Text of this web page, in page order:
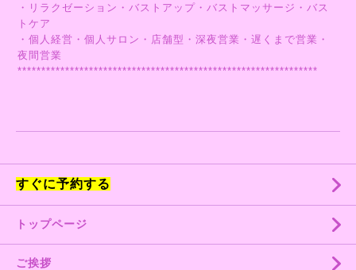
・リラクゼーション・バストアップ・バストマッサージ・バス
トケア
・個人経営・個人サロン・店舗型・深夜営業・遅くまで営業・
夜間営業
***************************************************************
すぐに予約する
トップページ
ご挨拶